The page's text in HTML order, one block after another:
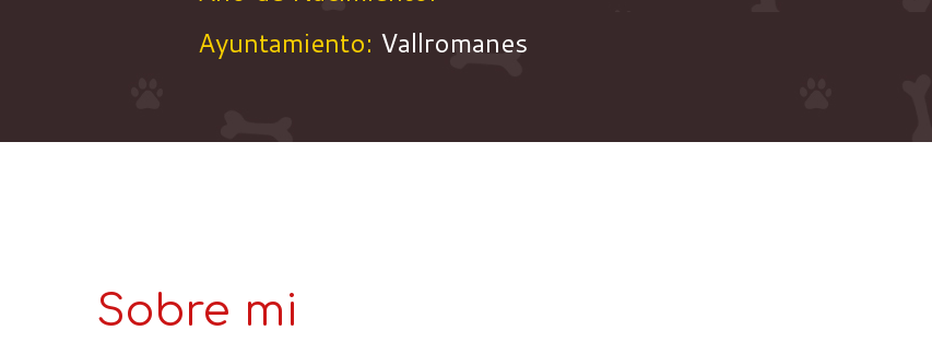
Ayuntamiento: Vallromanes
Sobre mi